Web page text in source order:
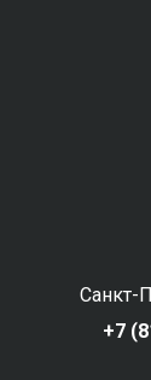
Санкт-
+7